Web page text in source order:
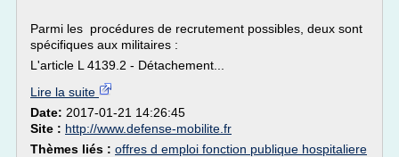
Parmi les procédures de recrutement possibles, deux sont
spécifiques aux militaires :
L'article L 4139.2 - Détachement...
Lire la suite
Date: 2017-01-21 14:26:45
Site : http://www.defense-mobilite.fr
Thèmes liés : offres d emploi fonction publique hospitaliere